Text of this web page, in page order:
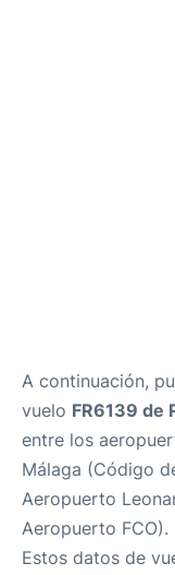
A continuación,
vuelo FR6139 de
entre los
Málaga (Código
Aeropuerto
Aeropuerto FCO).
Estos datos de